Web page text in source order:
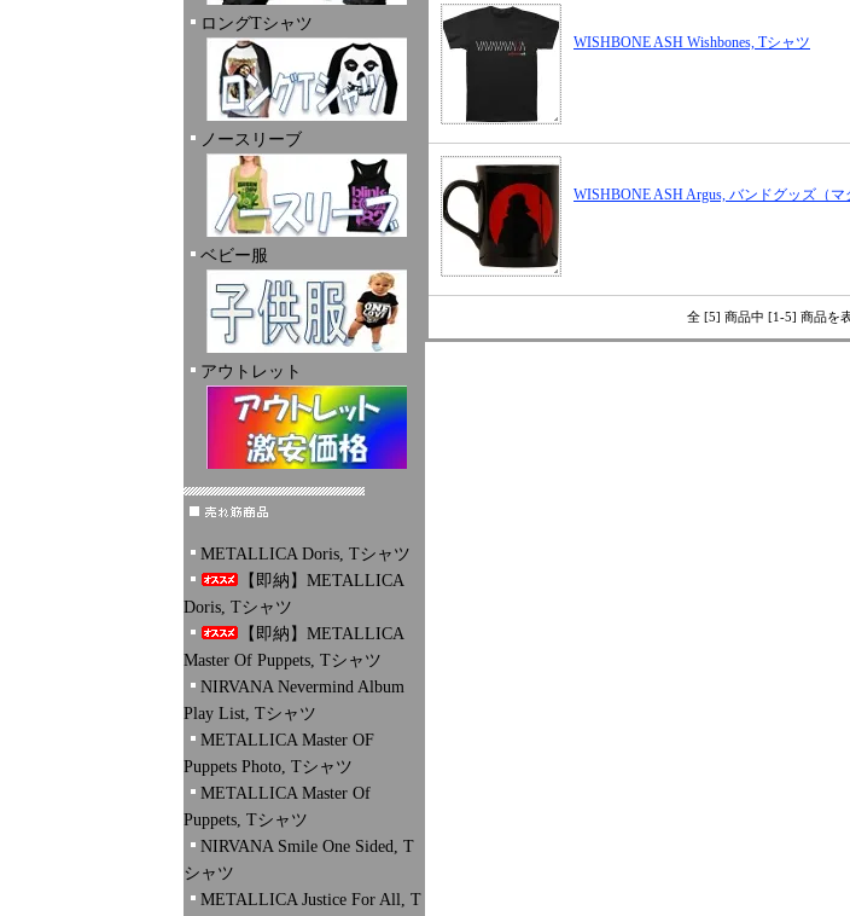
ロングTシャツ
ノースリーブ
ベビー服
アウトレット
METALLICA Doris, Tシャツ
【即納】METALLICA
Doris, Tシャツ
【即納】METALLICA
Master Of Puppets, Tシャツ
NIRVANA Nevermind Album
Play List, Tシャツ
METALLICA Master OF
Puppets Photo, Tシャツ
METALLICA Master Of
Puppets, Tシャツ
NIRVANA Smile One Sided, T
シャツ
METALLICA Justice For All, T
WISHBONE ASH Wishbones, Tシャツ
WISHBONE ASH Argus, バンドグッズ（マ
全 [5] 商品中 [1-5] 商品を